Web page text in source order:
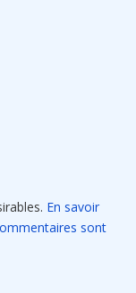
En savoir
sont